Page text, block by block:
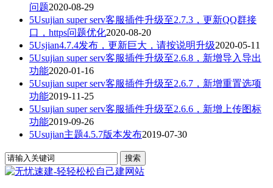
问题2020-08-29
5Usujian super serv客服插件升级至2.7.3，更新QQ群接
口，https问题优化2020-08-20
5Usjian4.7.4发布，更新巨大，请按说明升级2020-05-11
5Usujian super serv客服插件升级至2.6.8，新增导入导出
功能2020-01-16
5Usujian super serv客服插件升级至2.6.7，新增重置选项
功能2019-11-25
5Usujian super serv客服插件升级至2.6.6，新增上传图标
功能2019-09-26
5Usujian主题4.5.7版本发布2019-07-30